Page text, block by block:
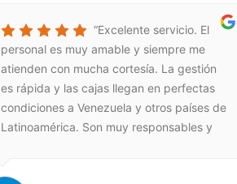
“Excelente servicio. El
personal es muy amable y siempre me
atienden con mucha cortesía. La gestión
es rápida y las cajas llegan en perfectas
condiciones a Venezuela y otros países de
Latinoamérica. Son muy responsables y